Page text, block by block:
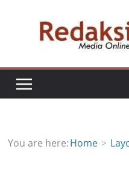
You are here:Home